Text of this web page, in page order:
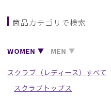
商品カテゴリで検索
WOMEN MEN
スクラブ（レディース）すべて
スクラブトップス